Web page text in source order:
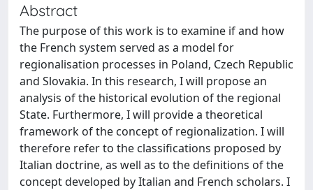
Abstract
The purpose of this work is to examine if and how
the French system served as a model for
regionalisation processes in Poland, Czech Republic
and Slovakia. In this research, I will propose an
analysis of the historical evolution of the regional
State. Furthermore, I will provide a theoretical
framework of the concept of regionalization. I will
therefore refer to the classifications proposed by
Italian doctrine, as well as to the definitions of the
concept developed by Italian and French scholars. I